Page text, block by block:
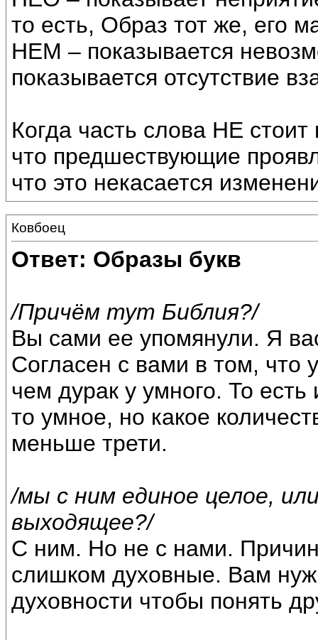
то есть, Образ тот же, его
НЕМ – показывается
показывается отсутствие
Когда часть слова НЕ
что предшествующие
что это некасается
Ковбоец
Ответ: Образы букв
/Причём тут Библия?/
Вы сами ее упомянули. Я
Согласен с вами в том, что
чем дурак у умного. То
то умное, но какое
меньше трети.
/мы с ним единое целое,
выходящее?/
С ним. Но не с нами.
слишком духовные. Вам
духовности чтобы понять